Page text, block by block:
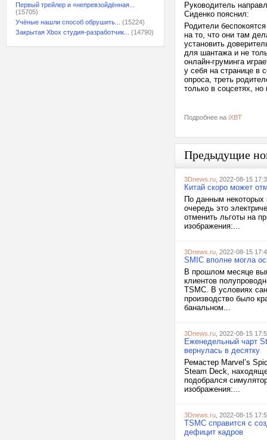
Первый трейлер и «непревзойдённая...
(15705)
Учёные нашли способ обрушить...
(15224)
Закрытая Xbox студия-разработчик...
(14790)
Руководитель
Сиденко пояснил:
Родители
на то, что они там
установить
для шантажа и не
онлайн-груминга
у себя на странице в
опроса, треть
только в соцсетях,
Подробнее на iXBT
Предыдущие
3Dnews.ru , 2022-08-15
Китай скоро может
По данным некоторых
очередь это
отменить льготы на
изображения:...
3Dnews.ru , 2022-08-15
SMIC вполне могла
В прошлом месяце
клиентов
TSMC. В условиях
производство было
банальном...
3Dnews.ru , 2022-08-15
Еженедельный чарт
вернулась в десятку
Ремастер Marvel’s
Steam Deck,
подобрался
изображения:...
3Dnews.ru , 2022-08-15
TSMC справится с
дефицит кадров